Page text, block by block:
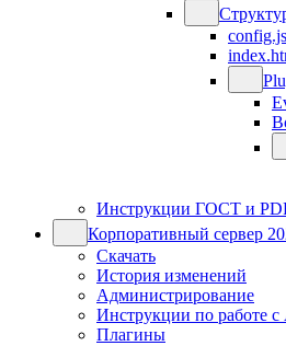
Инструкции ГОСТ и
Корпоративный сервер
Скачать
История изменений
Администрирование
Инструкции по работе
Плагины